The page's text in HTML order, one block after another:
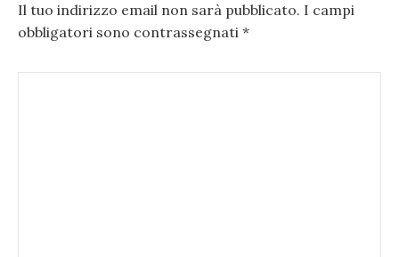
Il tuo indirizzo email non sarà pubblicato. I campi
obbligatori sono contrassegnati *